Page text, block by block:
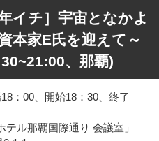
イチ］宇宙となかよ
本家E氏を迎えて～
、那覇)
：00、開始18：30、終了
テル那覇国際通り 会議室」